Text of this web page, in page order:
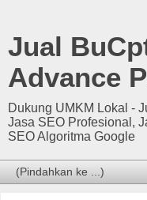
Jual
Advance
Dukung UMKM Lokal -
Jasa SEO Profesional,
SEO Algoritma Google